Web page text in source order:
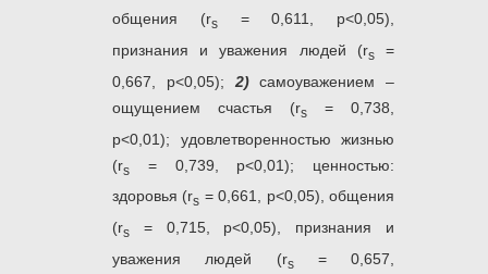
общения (rs= 0,611, р<0,05),
признания и уважения людей (rs=
0,667, р<0,05); 2)самоуважением –
ощущением счастья (rs
= 0,738,
р<0,01); удовлетворенностью жизнью
(rs
= 0,739, р<0,01); ценностью:
здоровья (rs = 0,661, р<0,05), общения
(rs
= 0,715, р<0,05), признания и
уважения людей (rs= 0,657,